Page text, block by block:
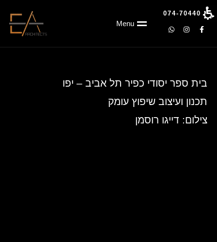
ארז אשכנזי אדריכלים - בית ספר יסודי כפיר תל אביב –
074-7044055
Menu
בית ספר יסודי כפיר תל אביב – יפו
תכנון ועיצוב שיפוץ עומק
צילום: דייגו רוסמן